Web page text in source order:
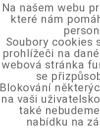
Na našem webu
které nám
Soubory cookies
prohlížeči na
webová stránka
se
Blokování
na vaši
také
nabídku na